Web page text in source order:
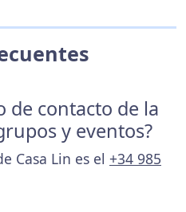
de contacto de la
y eventos?
Casa Lin es el +34 985